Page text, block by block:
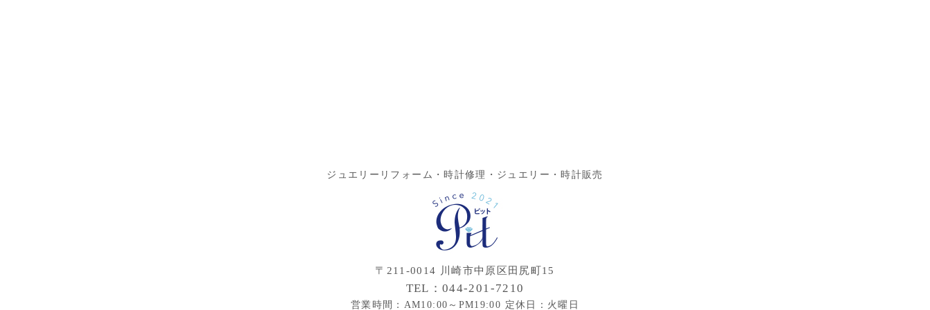
ジュエリーリフォーム・時計修理・ジュエリー・時計販売
〒211-0014 川崎市中原区田尻町15
TEL：044-201-7210
営業時間：AM10:00～PM19:00 定休日：火曜日